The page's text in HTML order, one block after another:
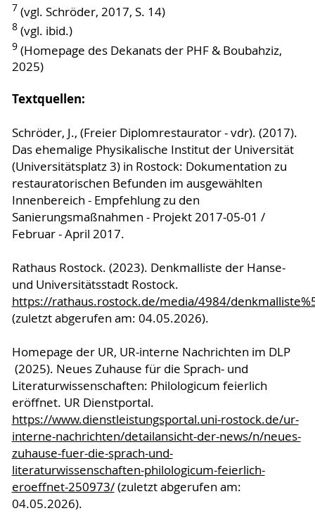
7 (vgl. Schröder, 2017, S. 14)
8 (vgl. ibid.)
9 (Homepage des Dekanats der PHF & Boubahziz,
2025)
Textquellen:
Schröder, J., (Freier Diplomrestaurator - vdr). (2017).
Das ehemalige Physikalische Institut der Universität
(Universitätsplatz 3) in Rostock: Dokumentation zu
restauratorischen Befunden im ausgewählten
Innenbereich - Empfehlung zu den
Sanierungsmaßnahmen - Projekt 2017-05-01 /
Februar - April 2017.
Rathaus Rostock. (2023). Denkmalliste der Hanse-
und Universitätsstadt Rostock.
https://rathaus.rostock.de/media/4984/
(zuletzt abgerufen am: 04.05.2026).
Homepage der UR, UR-interne Nachrichten im DLP
(2025). Neues Zuhause für die Sprach- und
Literaturwissenschaften: Philologicum feierlich
eröﬀnet. UR Dienstportal.
https://www.dienstleistungsportal.uni-rostock.de/ur-
interne-nachrichten/detailansicht-der-news/n/neues-
zuhause-fuer-die-sprach-und-
literaturwissenschaften-philologicum-feierlich-
eroeﬀnet-250973/(zuletzt abgerufen am:
04.05.2026).